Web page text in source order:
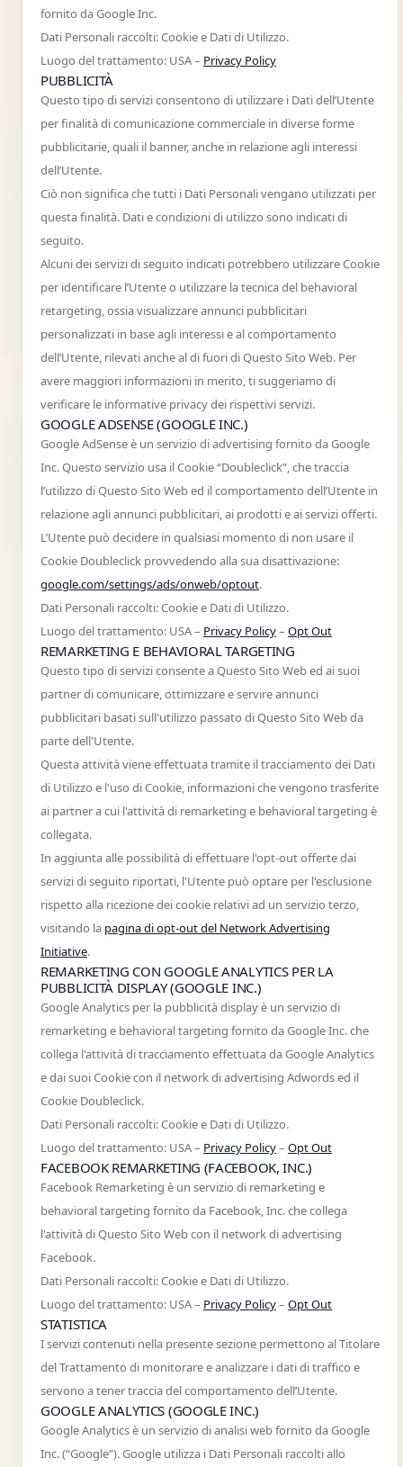
fornito da Google Inc.
Dati Personali raccolti: Cookie e Dati di Utilizzo.
Luogo del trattamento: USA – Privacy Policy
PUBBLICITÀ
Questo tipo di servizi consentono di utilizzare i Dati dell’Utente
per finalità di comunicazione commerciale in diverse forme
pubblicitarie, quali il banner, anche in relazione agli interessi
dell’Utente.
Ciò non significa che tutti i Dati Personali vengano utilizzati per
questa finalità. Dati e condizioni di utilizzo sono indicati di
seguito.
Alcuni dei servizi di seguito indicati potrebbero utilizzare Cookie
per identificare l’Utente o utilizzare la tecnica del behavioral
retargeting, ossia visualizzare annunci pubblicitari
personalizzati in base agli interessi e al comportamento
dell’Utente, rilevati anche al di fuori di Questo Sito Web. Per
avere maggiori informazioni in merito, ti suggeriamo di
verificare le informative privacy dei rispettivi servizi.
GOOGLE ADSENSE (GOOGLE INC.)
Google AdSense è un servizio di advertising fornito da Google
Inc. Questo servizio usa il Cookie “Doubleclick”, che traccia
l’utilizzo di Questo Sito Web ed il comportamento dell’Utente in
relazione agli annunci pubblicitari, ai prodotti e ai servizi offerti.
L’Utente può decidere in qualsiasi momento di non usare il
Cookie Doubleclick provvedendo alla sua disattivazione:
google.com/settings/ads/onweb/optout.
Dati Personali raccolti: Cookie e Dati di Utilizzo.
Luogo del trattamento: USA – Privacy Policy– Opt Out
REMARKETING E BEHAVIORAL TARGETING
Questo tipo di servizi consente a Questo Sito Web ed ai suoi
partner di comunicare, ottimizzare e servire annunci
pubblicitari basati sull'utilizzo passato di Questo Sito Web da
parte dell'Utente.
Questa attività viene effettuata tramite il tracciamento dei Dati
di Utilizzo e l'uso di Cookie, informazioni che vengono trasferite
ai partner a cui l'attività di remarketing e behavioral targeting è
collegata.
In aggiunta alle possibilità di effettuare l'opt-out offerte dai
servizi di seguito riportati, l'Utente può optare per l'esclusione
rispetto alla ricezione dei cookie relativi ad un servizio terzo,
visitando la pagina di opt-out del Network Advertising
Initiative.
REMARKETING CON GOOGLE ANALYTICS PER LA
PUBBLICITÀ DISPLAY (GOOGLE INC.)
Google Analytics per la pubblicità display è un servizio di
remarketing e behavioral targeting fornito da Google Inc. che
collega l'attività di tracciamento effettuata da Google Analytics
e dai suoi Cookie con il network di advertising Adwords ed il
Cookie Doubleclick.
Dati Personali raccolti: Cookie e Dati di Utilizzo.
Luogo del trattamento: USA – Privacy Policy– Opt Out
FACEBOOK REMARKETING (FACEBOOK, INC.)
Facebook Remarketing è un servizio di remarketing e
behavioral targeting fornito da Facebook, Inc. che collega
l'attività di Questo Sito Web con il network di advertising
Facebook.
Dati Personali raccolti: Cookie e Dati di Utilizzo.
Luogo del trattamento: USA – Privacy Policy– Opt Out
STATISTICA
I servizi contenuti nella presente sezione permettono al Titolare
del Trattamento di monitorare e analizzare i dati di traffico e
servono a tener traccia del comportamento dell’Utente.
GOOGLE ANALYTICS (GOOGLE INC.)
Google Analytics è un servizio di analisi web fornito da Google
Inc. (“Google”). Google utilizza i Dati Personali raccolti allo